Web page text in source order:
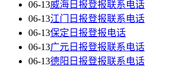
06-13威海日报登报联系电话
06-13江门日报登报联系电话
06-13保定日报登报电话
06-13广元日报登报联系电话
06-13德阳日报登报联系电话